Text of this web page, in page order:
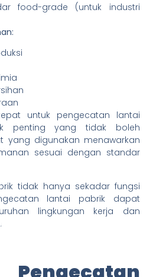
food-grade (untuk industri
untuk pengecatan lantai
penting yang tidak boleh
yang digunakan menawarkan
sesuai dengan standar
tidak hanya sekadar fungsi
lantai pabrik dapat
lingkungan kerja dan